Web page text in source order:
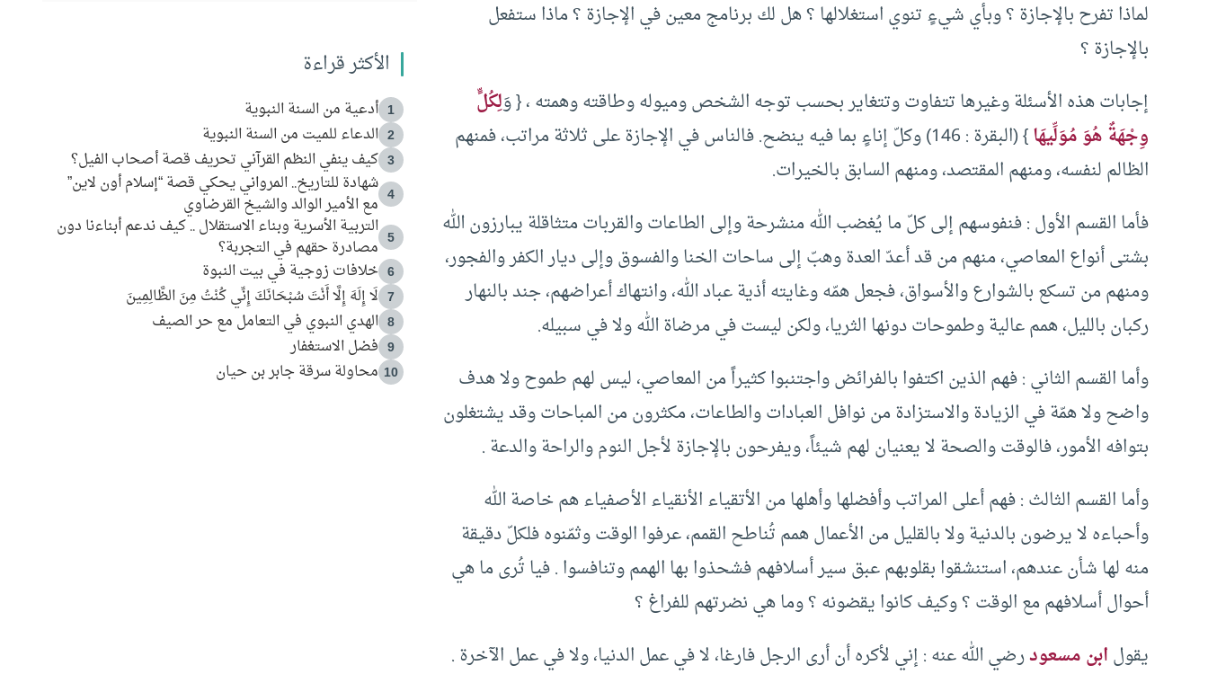
لماذا تفرح بالإجازة ؟ وبأي شيءٍ تنوي استغلالها ؟ هل لك برنامج معين في الإجازة ؟ ماذا ستفعل
بالإجازة ؟
إجابات هذه الأسئلة وغيرها تتفاوت وتتغاير بحسب توجه الشخص وميوله وطاقته وهمته ، { وَلِكُلٍّ
وِجْهَةٌ هُوَ مُوَلِّيهَا
} (البقرة : 146) وكلّ إناءٍ بما فيه ينضح. فالناس في الإجازة على ثلاثة مراتب، فمنهم
الظالم لنفسه، ومنهم المقتصد، ومنهم السابق بالخيرات.
فأما القسم الأول : فنفوسهم إلى كلّ ما يُغضب الله منشرحة وإلى الطاعات والقربات متثاقلة يبارزون الله
بشتى أنواع المعاصي، منهم من قد أعدّ العدة وهبّ إلى ساحات الخنا والفسوق وإلى ديار الكفر والفجور،
ومنهم من تسكع بالشوارع والأسواق، فجعل همّه وغايته أذية عباد الله، وانتهاك أعراضهم، جند بالنهار
ركبان بالليل، همم عالية وطموحات دونها الثريا، ولكن ليست في مرضاة الله ولا في سبيله.
وأما القسم الثاني : فهم الذين اكتفوا بالفرائض واجتنبوا كثيراً من المعاصي، ليس لهم طموح ولا هدف
واضح ولا همّة في الزيادة والاستزادة من نوافل العبادات والطاعات، مكثرون من المباحات وقد يشتغلون
بتوافه الأمور، فالوقت والصحة لا يعنيان لهم شيئاً، ويفرحون بالإجازة لأجل النوم والراحة والدعة .
وأما القسم الثالث : فهم أعلى المراتب وأفضلها وأهلها من الأتقياء الأنقياء الأصفياء هم خاصة الله
وأحباءه لا يرضون بالدنية ولا بالقليل من الأعمال همم تُناطح القمم، عرفوا الوقت وثمّنوه فلكلّ دقيقة
منه لها شأن عندهم، استنشقوا بقلوبهم عبق سير أسلافهم فشحذوا بها الهمم وتنافسوا . فيا تُرى ما هي
أحوال أسلافهم مع الوقت ؟ وكيف كانوا يقضونه ؟ وما هي نضرتهم للفراغ ؟
يقولابن مسعودرضي الله عنه : إني لأكره أن أرى الرجل فارغا، لا في عمل الدنيا، ولا في عمل الآخرة .
الأكثر قراءة
1 أدعية من السنة النبوية
2 الدعاء للميت من السنة النبوية
3 كيف ينفي النظم القرآني تحريف قصة أصحاب الفيل؟
4
شهادة للتاريخ.. المرواني يحكي قصة “إسلام أون لاين”
مع الأمير الوالد والشيخ القرضاوي
5
التربية الأسرية وبناء الاستقلال .. كيف ندعم أبناءنا دون
مصادرة حقهم في التجربة؟
6 خلافات زوجية في بيت النبوة
7 لَا إِلَهَ إِلَّا أَنْتَ سُبْحَانَكَ إِنِّي كُنْتُ مِنَ الظَّالِمِينَ
8 الهدي النبوي في التعامل مع حر الصيف
9 فضل الاستغفار
10 محاولة سرقة جابر بن حيان